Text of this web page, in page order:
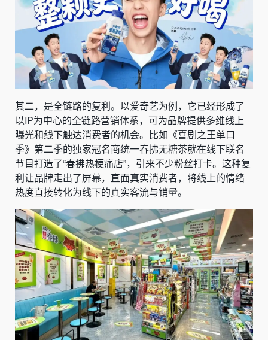
其二，是全链路的复利。以爱奇艺为例，它已经形成了
以IP为中心的全链路营销体系，可为品牌提供多维线上
曝光和线下触达消费者的机会。比如《喜剧之王单口
季》第二季的独家冠名商统一春拂无糖茶就在线下联名
节目打造了“春拂热梗痛店”，引来不少粉丝打卡。这种复
利让品牌走出了屏幕，直面真实消费者，将线上的情绪
热度直接转化为线下的真实客流与销量。